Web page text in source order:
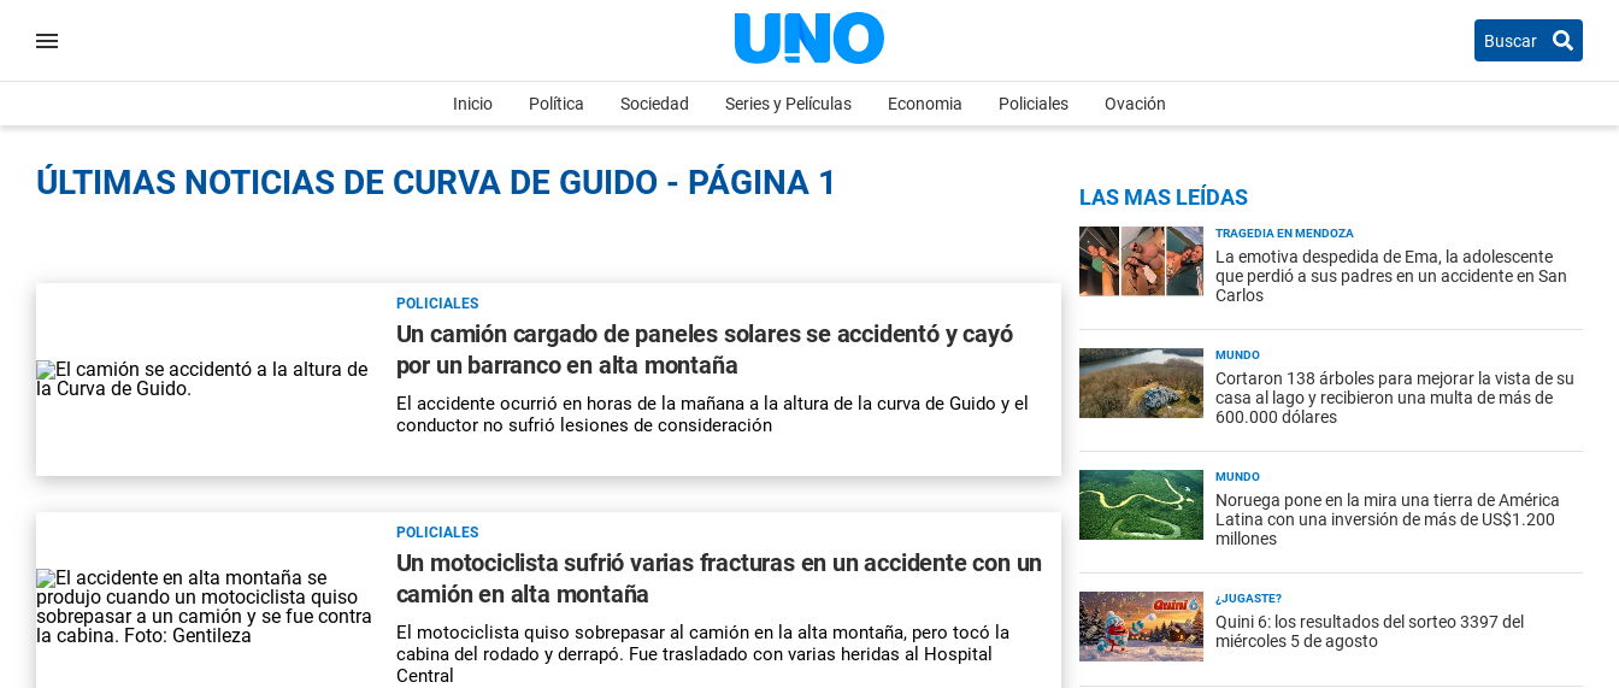
Buscar
Inicio Política Sociedad Series y Películas Economia Policiales Ovación
ÚLTIMAS NOTICIAS DE CURVA DE GUIDO - PÁGINA 1
POLICIALES
Un camión cargado de paneles solares se accidentó y cayó
por un barranco en alta montaña
El accidente ocurrió en horas de la mañana a la altura de la curva de Guido y el
conductor no sufrió lesiones de consideración
POLICIALES
Un motociclista sufrió varias fracturas en un accidente con un
camión en alta montaña
El motociclista quiso sobrepasar al camión en la alta montaña, pero tocó la
cabina del rodado y derrapó. Fue trasladado con varias heridas al Hospital
Central
LAS MAS LEÍDAS
TRAGEDIA EN MENDOZA
La emotiva despedida de Ema, la adolescente
que perdió a sus padres en un accidente en San
Carlos
MUNDO
Cortaron 138 árboles para mejorar la vista de su
casa al lago y recibieron una multa de más de
600.000 dólares
MUNDO
Noruega pone en la mira una tierra de América
Latina con una inversión de más de US$1.200
millones
¿JUGASTE?
Quini 6: los resultados del sorteo 3397 del
miércoles 5 de agosto